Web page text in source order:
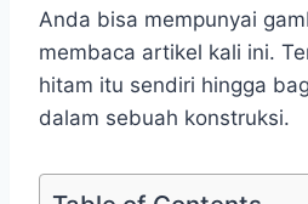
Anda bisa mempunyai
membaca artikel kali ini.
hitam itu sendiri hingga
dalam sebuah konstruksi.